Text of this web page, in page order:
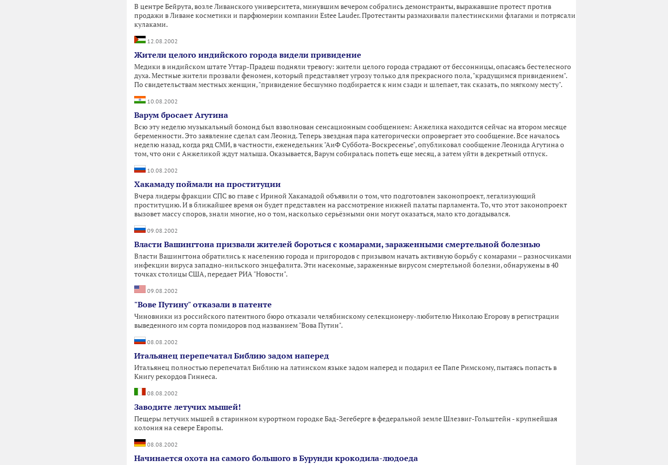
В центре Бейрута, возле Ливанского университета, минувшим вечером собрались демонстранты, выражавшие протест против
продажи в Ливане косметики и парфюмерии компании Estee Lauder. Протестанты размахивали палестинскими флагами и потрясали
кулаками.
12.08.2002
Жители целого индийского города видели привидение
Медики в индийском штате Уттар-Прадеш подняли тревогу: жители целого города страдают от бессонницы, опасаясь бестелесного
духа. Местные жители прозвали феномен, который представляет угрозу только для прекрасного пола, "крадущимся привидением".
По свидетельствам местных женщин, "привидение бесшумно подбирается к ним сзади и шлепает, так сказать, по мягкому месту".
10.08.2002
Варум бросает Агутина
Всю эту неделю музыкальный бомонд был взволнован сенсационным сообщением: Анжелика находится сейчас на втором месяце
беременности. Это заявление сделал сам Леонид. Теперь звездная пара категорически опровергает это сообщение. Все началось
неделю назад, когда ряд СМИ, в частности, еженедельник "АиФ Суббота-Воскресенье", опубликовал сообщение Леонида Агутина о
том, что они с Анжеликой ждут малыша. Оказывается, Варум собиралась попеть еще месяц, а затем уйти в декретный отпуск.
10.08.2002
Хакамаду поймали на проституции
Вчера лидеры фракции СПС во главе с Ириной Хакамадой объявили о том, что подготовлен законопроект, легализующий
проституцию. И в ближайшее время он будет представлен на рассмотрение нижней палаты парламента. То, что этот законопроект
вызовет массу споров, знали многие, но о том, насколько серьёзными они могут оказаться, мало кто догадывался.
09.08.2002
Власти Вашингтона призвали жителей бороться с комарами, зараженными смертельной болезнью
Власти Вашингтона обратились к населению города и пригородов с призывом начать активную борьбу с комарами – разносчиками
инфекции вируса западно-нильского энцефалита. Эти насекомые, зараженные вирусом смертельной болезни, обнаружены в 40
точках столицы США, передает РИА "Новости".
09.08.2002
"Вове Путину" отказали в патенте
Чиновники из российского патентного бюро отказали челябинскому селекционеру-любителю Николаю Егорову в регистрации
выведенного им сорта помидоров под названием "Вова Путин".
08.08.2002
Итальянец перепечатал Библию задом наперед
Итальянец полностью перепечатал Библию на латинском языке задом наперед и подарил ее Папе Римскому, пытаясь попасть в
Книгу рекордов Гиннеса.
08.08.2002
Заводите летучих мышей!
Пещеры летучих мышей в старинном курортном городке Бад-Зегеберге в федеральной земле Шлезвиг-Гольштейн - крупнейшая
колония на севере Европы.
08.08.2002
Начинается охота на самого большого в Бурунди крокодила-людоеда